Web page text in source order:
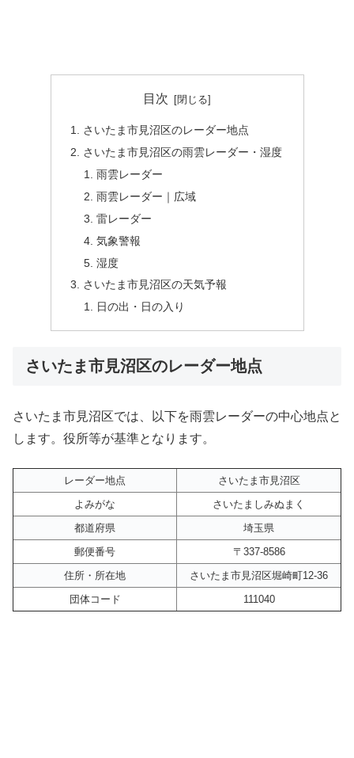
目次
さいたま市見沼区のレーダー地点
さいたま市見沼区の雨雲レーダー・湿度
雨雲レーダー
雨雲レーダー｜広域
雷レーダー
気象警報
湿度
さいたま市見沼区の天気予報
日の出・日の入り
さいたま市見沼区のレーダー地点
さいたま市見沼区では、以下を雨雲レーダーの中心地点と
します。役所等が基準となります。
レーダー地点
さいたま市見沼区
よみがな
さいたましみぬまく
都道府県
埼玉県
郵便番号
〒337-8586
住所・所在地
さいたま市見沼区堀崎町12-36
団体コード
111040